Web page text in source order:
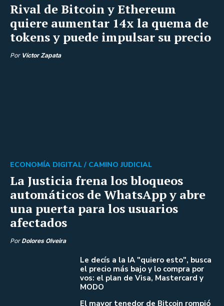
Rival de Bitcoin y Ethereum
quiere aumentar 14x la quema de
tokens y puede impulsar su precio
Por Víctor Zapata
La Justicia frena los bloqueos
automáticos de WhatsApp y abre
una puerta para los usuarios
afectados
ECONOMÍA DIGITAL / CAMINO JUDICIAL
Por Dolores Olveira
Le decís a la IA "quiero esto", busca
el precio más bajo y lo compra por
vos: el plan de Visa, Mastercard y
MODO
El mayor tenedor de Bitcoin rompió